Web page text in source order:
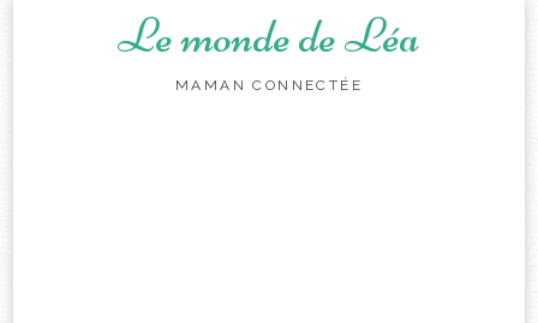
Le monde de Léa
MAMAN CONNECTÉE